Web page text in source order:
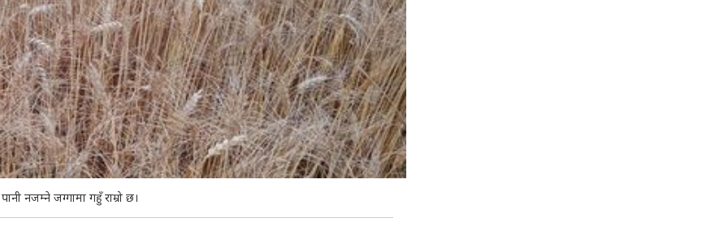
पानी नजम्ने जग्गामा गहुँ राम्रो छ।